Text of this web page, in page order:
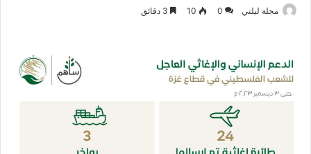
مجلة ليلتي 0
10